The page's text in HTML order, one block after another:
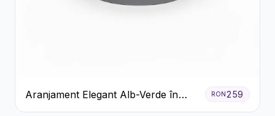
Aranjament Elegant Alb-Verde în
Cutie Gri
RON 259